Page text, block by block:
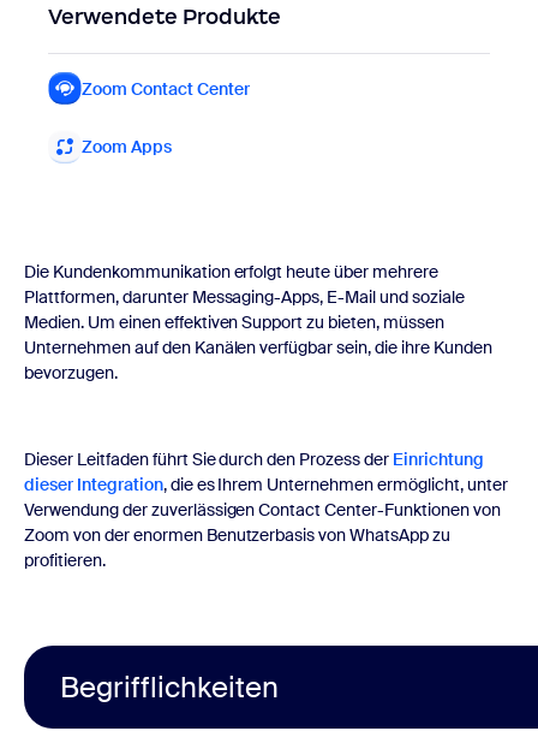
Verwendete Produkte
Zoom Contact Center
Zoom Apps
Die Kundenkommunikation erfolgt heute über mehrere
Plattformen, darunter Messaging-Apps, E-Mail und soziale
Medien. Um einen effektiven Support zu bieten, müssen
Unternehmen auf den Kanälen verfügbar sein, die ihre Kunden
bevorzugen.
Dieser Leitfaden führt Sie durch den Prozess der Einrichtung
dieser Integration, die es Ihrem Unternehmen ermöglicht, unter
Verwendung der zuverlässigen Contact Center-Funktionen von
Zoom von der enormen Benutzerbasis von WhatsApp zu
profitieren.
Begrifflichkeiten